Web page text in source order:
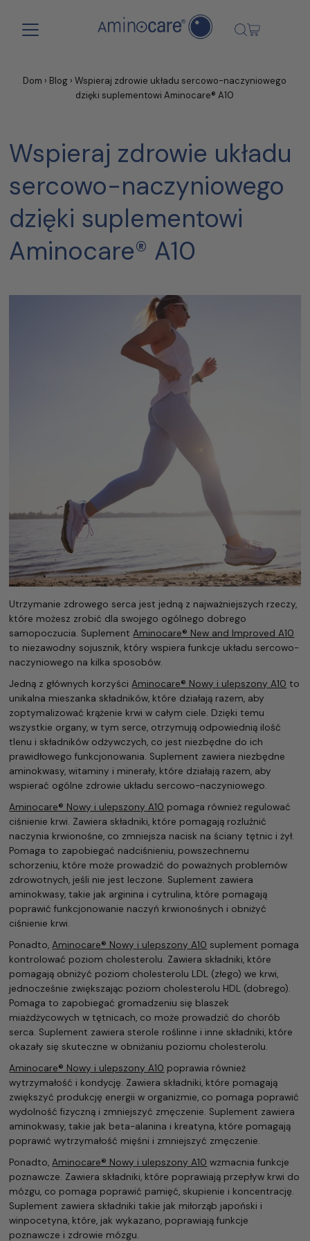
Dom › Blog › Wspieraj zdrowie układu sercowo-naczyniowego
dzięki suplementowi Aminocare® A10
Wspieraj zdrowie układu
sercowo-naczyniowego
dzięki suplementowi
Aminocare® A10
Utrzymanie zdrowego serca jest jedną z najważniejszych rzeczy,
które możesz zrobić dla swojego ogólnego dobrego
samopoczucia. SuplementAminocare® New and Improved A10
to niezawodny sojusznik, który wspiera funkcje układu sercowo-
naczyniowego na kilka sposobów.
Jedną z głównych korzyści Aminocare® Nowy i ulepszony A10 to
unikalna mieszanka składników, które działają razem, aby
zoptymalizować krążenie krwi w całym ciele. Dzięki temu
wszystkie organy, w tym serce, otrzymują odpowiednią ilość
tlenu i składników odżywczych, co jest niezbędne do ich
prawidłowego funkcjonowania. Suplement zawiera niezbędne
aminokwasy, witaminy i minerały, które działają razem, aby
wspierać ogólne zdrowie układu sercowo-naczyniowego.
Aminocare® Nowy i ulepszony A10 pomaga również regulować
ciśnienie krwi. Zawiera składniki, które pomagają rozluźnić
naczynia krwionośne, co zmniejsza nacisk na ściany tętnic i żył.
Pomaga to zapobiegać nadciśnieniu, powszechnemu
schorzeniu, które może prowadzić do poważnych problemów
zdrowotnych, jeśli nie jest leczone. Suplement zawiera
aminokwasy, takie jak arginina i cytrulina, które pomagają
poprawić funkcjonowanie naczyń krwionośnych i obniżyć
ciśnienie krwi.
Ponadto,Aminocare® Nowy i ulepszony A10 suplement pomaga
kontrolować poziom cholesterolu. Zawiera składniki, które
pomagają obniżyć poziom cholesterolu LDL (złego) we krwi,
jednocześnie zwiększając poziom cholesterolu HDL (dobrego).
Pomaga to zapobiegać gromadzeniu się blaszek
miażdżycowych w tętnicach, co może prowadzić do chorób
serca. Suplement zawiera sterole roślinne i inne składniki, które
okazały się skuteczne w obniżaniu poziomu cholesterolu.
Aminocare® Nowy i ulepszony A10 poprawia również
wytrzymałość i kondycję. Zawiera składniki, które pomagają
zwiększyć produkcję energii w organizmie, co pomaga poprawić
wydolność fizyczną i zmniejszyć zmęczenie. Suplement zawiera
aminokwasy, takie jak beta-alanina i kreatyna, które pomagają
poprawić wytrzymałość mięśni i zmniejszyć zmęczenie.
Ponadto,Aminocare® Nowy i ulepszony A10 wzmacnia funkcje
poznawcze. Zawiera składniki, które poprawiają przepływ krwi do
mózgu, co pomaga poprawić pamięć, skupienie i koncentrację.
Suplement zawiera składniki takie jak miłorząb japoński i
winpocetyna, które, jak wykazano, poprawiają funkcje
poznawcze i zdrowie mózgu.